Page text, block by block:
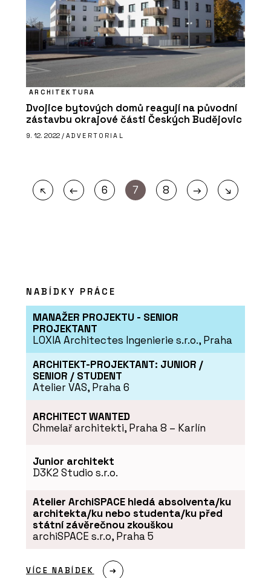
ARCHITEKTURA
Dvojice bytových domů reagují na původní
zástavbu okrajové části Českých Budějovic
9. 12. 2022 / ADVERTORIAL
↖ ← 6 7 8 → ↘
NABÍDKY PRÁCE
MANAŽER PROJEKTU - SENIOR
PROJEKTANT
LOXIA Architectes Ingenierie s.r.o., Praha
ARCHITEKT-PROJEKTANT: JUNIOR /
SENIOR / STUDENT
Atelier VAS, Praha 6
ARCHITECT WANTED
Chmelař architekti, Praha 8 – Karlín
Junior architekt
D3K2 Studio s.r.o.
Atelier ArchiSPACE hledá absolventa/ku
architekta/ku nebo studenta/ku před
státní závěrečnou zkouškou
archiSPACE s.r.o, Praha 5
VÍCE NABÍDEK